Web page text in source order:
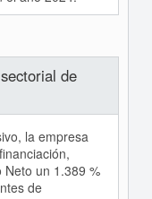
de
la empresa
un 1.389 %
de